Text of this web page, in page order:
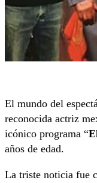
El mundo del
reconocida actriz
icónico programa “
años de edad.
La triste noticia fue